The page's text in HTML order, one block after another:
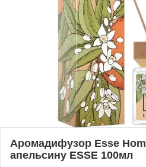
Аромадифузор Esse
апельсину ESSE 100мл